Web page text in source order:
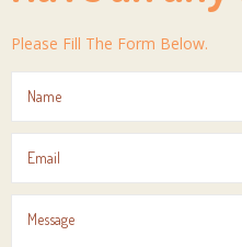
Please Fill The Form Below.